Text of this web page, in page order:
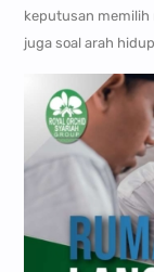
keputusan memilih
juga soal arah